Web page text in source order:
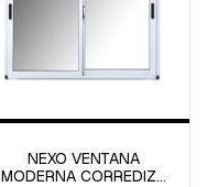
NEXO VENTANA
MODERNA CORREDIZA